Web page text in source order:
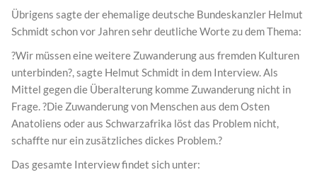
Übrigens sagte der ehemalige deutsche Bundeskanzler Helmut
Schmidt schon vor Jahren sehr deutliche Worte zu dem Thema:
?Wir müssen eine weitere Zuwanderung aus fremden Kulturen
unterbinden?, sagte Helmut Schmidt in dem Interview. Als
Mittel gegen die Überalterung komme Zuwanderung nicht in
Frage. ?Die Zuwanderung von Menschen aus dem Osten
Anatoliens oder aus Schwarzafrika löst das Problem nicht,
schaffte nur ein zusätzliches dickes Problem.?
Das gesamte Interview findet sich unter: